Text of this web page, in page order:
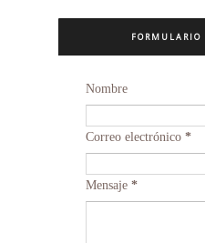
FORMULARIO
Nombre
Correo electrónico *
Mensaje *